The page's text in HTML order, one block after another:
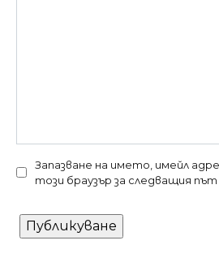
Запазване на името, имейл
този браузър за следващия